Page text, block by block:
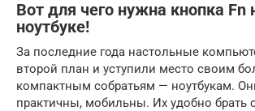
Вот для чего нужна кнопка
ноутбуке!
За последние года настольные
второй план и уступили место своим
компактным собратьям — ноутбукам.
практичны, мобильны. Их удобно брать